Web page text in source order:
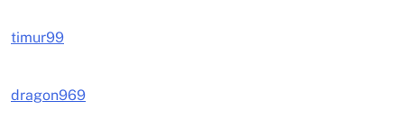
timur99
dragon969